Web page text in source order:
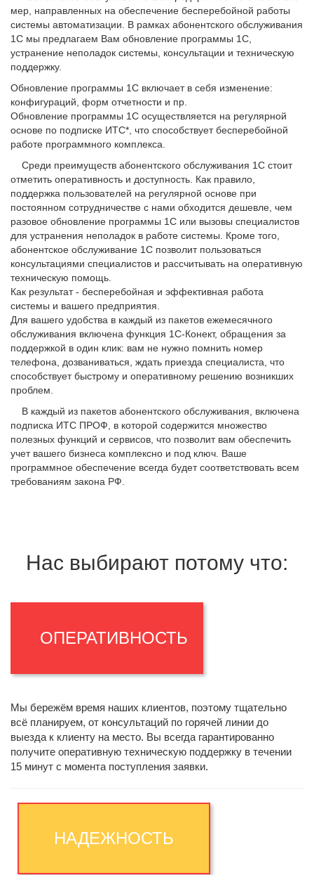
мер, направленных на обеспечение бесперебойной работы
системы автоматизации. В рамках абонентского обслуживания
1С мы предлагаем Вам обновление программы 1С,
устранение неполадок системы, консультации и техническую
поддержку.
Обновление программы 1С включает в себя изменение:
конфигураций, форм отчетности и пр.
Обновление программы 1С осуществляется на регулярной
основе по подписке ИТС*, что способствует бесперебойной
работе программного комплекса.
Среди преимуществ абонентского обслуживания 1С стоит
отметить оперативность и доступность. Как правило,
поддержка пользователей на регулярной основе при
постоянном сотрудничестве с нами обходится дешевле, чем
разовое обновление программы 1С или вызовы специалистов
для устранения неполадок в работе системы. Кроме того,
абонентское обслуживание 1С позволит пользоваться
консультациями специалистов и рассчитывать на оперативную
техническую помощь.
Как результат - бесперебойная и эффективная работа
системы и вашего предприятия.
Для вашего удобства в каждый из пакетов ежемесячного
обслуживания включена функция 1С-Конект, обращения за
поддержкой в один клик: вам не нужно помнить номер
телефона, дозваниваться, ждать приезда специалиста, что
способствует быстрому и оперативному решению возникших
проблем.
В каждый из пакетов абонентского обслуживания, включена
подписка ИТС ПРОФ, в которой содержится множество
полезных функций и сервисов, что позволит вам обеспечить
учет вашего бизнеса комплексно и под ключ. Ваше
программное обеспечение всегда будет соответствовать всем
требованиям закона РФ.
Нас выбирают потому что:
ОПЕРАТИВНОСТЬ
Мы бережём время наших клиентов, поэтому тщательно
всё планируем, от консультаций по горячей линии до
выезда к клиенту на место. Вы всегда гарантированно
получите оперативную техническую поддержку в течении
15 минут с момента поступления заявки.
НАДЕЖНОСТЬ